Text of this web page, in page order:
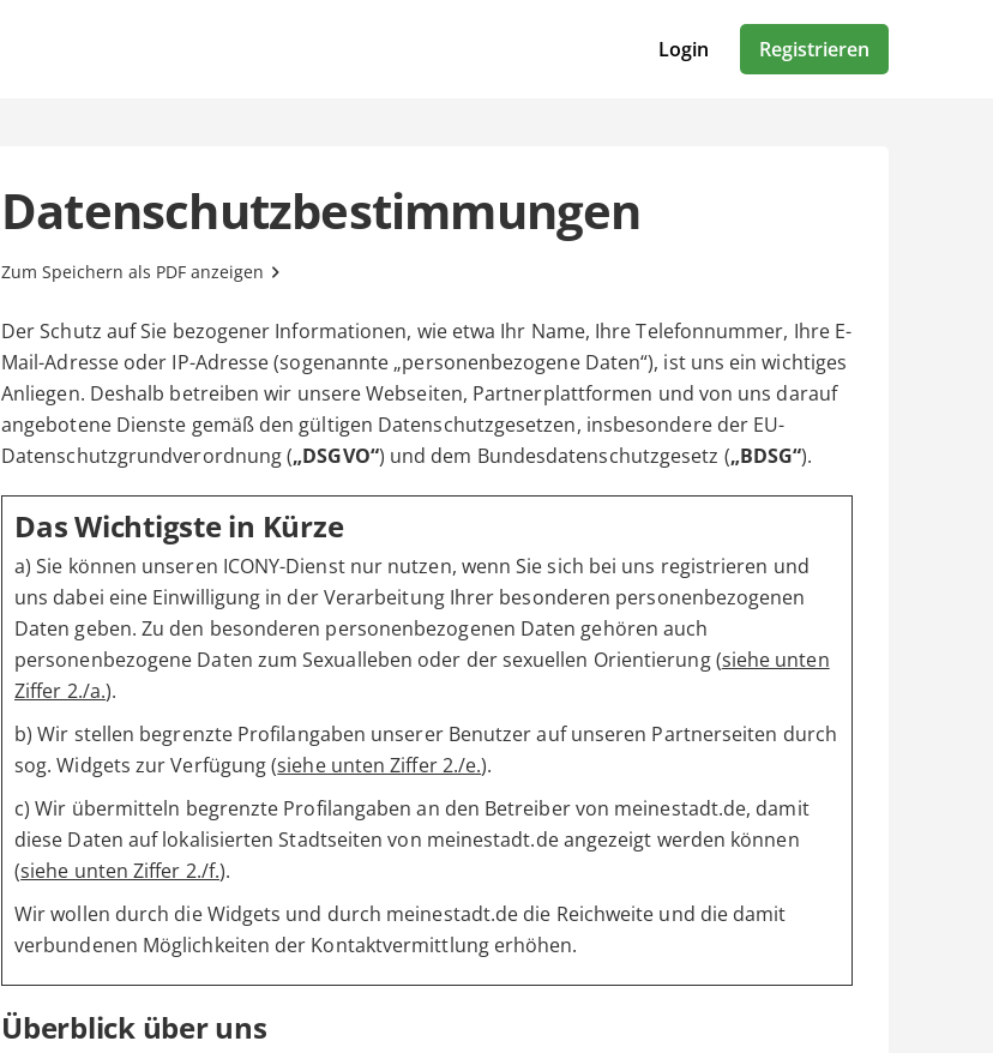
Login Registrieren
Datenschutzbestimmungen
Zum Speichern als PDF anzeigen
Der Schutz auf Sie bezogener Informationen, wie etwa Ihr Name, Ihre Telefonnummer, Ihre E-
Mail-Adresse oder IP-Adresse (sogenannte „personenbezogene Daten“), ist uns ein wichtiges
Anliegen. Deshalb betreiben wir unsere Webseiten, Partnerplattformen und von uns darauf
angebotene Dienste gemäß den gültigen Datenschutzgesetzen, insbesondere der EU-
Datenschutzgrundverordnung („DSGVO“) und dem Bundesdatenschutzgesetz („BDSG“).
Das Wichtigste in Kürze
a) Sie können unseren ICONY-Dienst nur nutzen, wenn Sie sich bei uns registrieren und
uns dabei eine Einwilligung in der Verarbeitung Ihrer besonderen personenbezogenen
Daten geben. Zu den besonderen personenbezogenen Daten gehören auch
personenbezogene Daten zum Sexualleben oder der sexuellen Orientierung (siehe unten
Ziffer 2./a.).
b) Wir stellen begrenzte Profilangaben unserer Benutzer auf unseren Partnerseiten durch
sog. Widgets zur Verfügung (siehe unten Ziffer 2./e.).
c) Wir übermitteln begrenzte Profilangaben an den Betreiber von meinestadt.de, damit
diese Daten auf lokalisierten Stadtseiten von meinestadt.de angezeigt werden können
(siehe unten Ziffer 2./f.).
Wir wollen durch die Widgets und durch meinestadt.de die Reichweite und die damit
verbundenen Möglichkeiten der Kontaktvermittlung erhöhen.
Überblick über uns